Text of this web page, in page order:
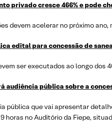
privado cresce 466% e pode
devem acelerar no próximo
edital para concessão de
ser executados ao longo dos
audiência pública sobre a
pública que vai apresentar
horas no Auditório da Fiepe,